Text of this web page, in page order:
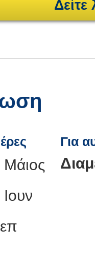
Δείτε
Μάιος
Για